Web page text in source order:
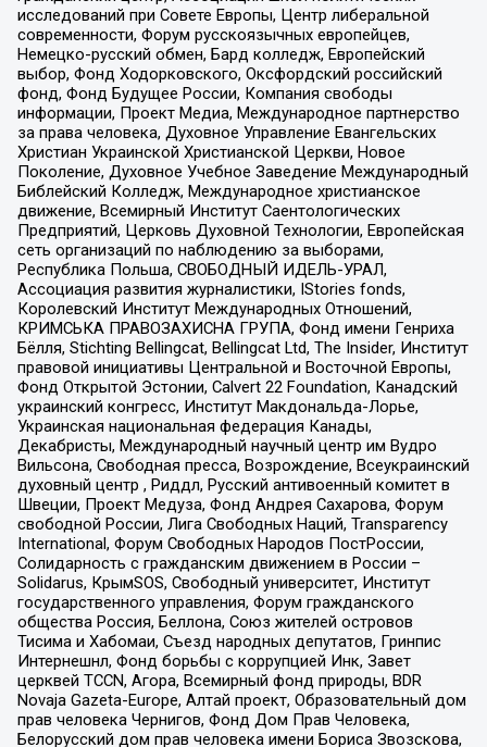
исследований при Совете Европы, Центр либеральной
современности, Форум русскоязычных европейцев,
Немецко-русский обмен, Бард колледж, Европейский
выбор, Фонд Ходорковского, Оксфордский российский
фонд, Фонд Будущее России, Компания свободы
информации, Проект Медиа, Международное партнерство
за права человека, Духовное Управление Евангельских
Христиан Украинской Христианской Церкви, Новое
Поколение, Духовное Учебное Заведение Международный
Библейский Колледж, Международное христианское
движение, Всемирный Институт Саентологических
Предприятий, Церковь Духовной Технологии, Европейская
сеть организаций по наблюдению за выборами,
Республика Польша, СВОБОДНЫЙ ИДЕЛЬ-УРАЛ,
Ассоциация развития журналистики, IStories fonds,
Королевский Институт Международных Отношений,
КРИМСЬКА ПРАВОЗАХИСНА ГРУПА, Фонд имени Генриха
Бёлля, Stichting Bellingcat, Bellingcat Ltd, The Insider, Институт
правовой инициативы Центральной и Восточной Европы,
Фонд Открытой Эстонии, Calvert 22 Foundation, Канадский
украинский конгресс, Институт Макдональда-Лорье,
Украинская национальная федерация Канады,
Декабристы, Международный научный центр им Вудро
Вильсона, Свободная пресса, Возрождение, Всеукраинский
духовный центр , Риддл, Русский антивоенный комитет в
Швеции, Проект Медуза, Фонд Андрея Сахарова, Форум
свободной России, Лига Свободных Наций, Transparеncy
International, Форум Свободных Народов ПостРоссии,
Солидарность с гражданским движением в России –
Solidarus, КрымSOS, Свободный университет, Институт
государственного управления, Форум гражданского
общества Россия, Беллона, Союз жителей островов
Тисима и Хабомаи, Съезд народных депутатов, Гринпис
Интернешнл, Фонд борьбы с коррупцией Инк, Завет
церквей TCCN, Агора, Всемирный фонд природы, BDR
Novaja Gazeta-Europe, Алтай проект, Образовательный дом
прав человека Чернигов, Фонд Дом Прав Человека,
Белорусский дом прав человека имени Бориса Звозскова,